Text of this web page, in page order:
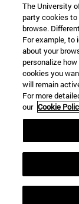
The University
party cookies
browse.
For example, to
about your
personalize
cookies you
will remain
For more
our Cookie